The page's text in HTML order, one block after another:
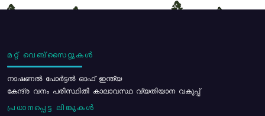
മറ്റ് വെബ്സൈറ്റുകൾ
നാഷണൽ പോർട്ടൽ ഓഫ് ഇന്ത്യ
കേന്ദ്ര വനം പരിസ്ഥിതി കാലാവസ്ഥ വ്യതിയാന വകുപ്പ്
പ്രധാനപ്പെട്ട ലിങ്കുകൾ